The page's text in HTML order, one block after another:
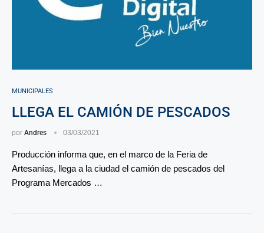
MUNICIPALES
LLEGA EL CAMIÓN DE PESCADOS
por Andres 03/03/2021
Producción informa que, en el marco de la Feria de
Artesanías, llega a la ciudad el camión de pescados del
Programa Mercados …